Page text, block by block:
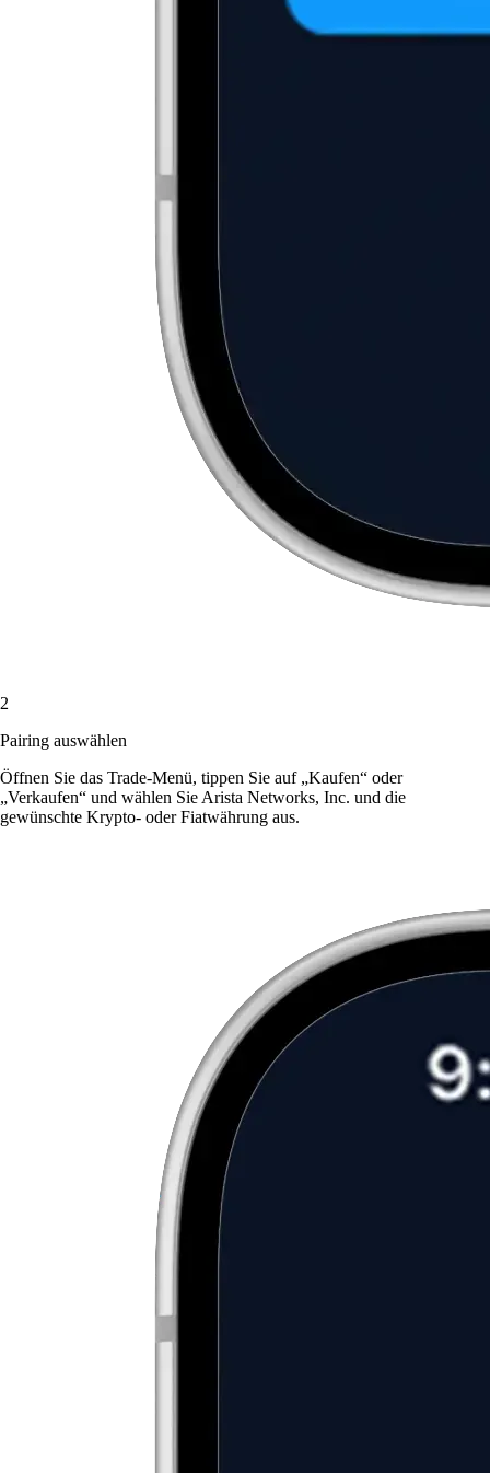
2
Pairing auswählen
Öffnen Sie das Trade-Menü, tippen Sie auf „Kaufen“ oder
„Verkaufen“ und wählen Sie Arista Networks, Inc. und die
gewünschte Krypto- oder Fiatwährung aus.